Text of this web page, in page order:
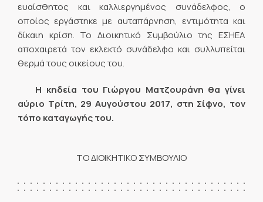
ευαίσθητος και καλλιεργημένος συνάδελφος, ο
οποίος εργάστηκε με αυταπάρνηση, εντιμότητα και
δίκαιη κρίση. Το Διοικητικό Συμβούλιο της ΕΣΗΕΑ
αποχαιρετά τον εκλεκτό συνάδελφο και συλλυπείται
θερμά τους οικείους του.
Η κηδεία του Γιώργου Ματζουράνη θα γίνει
αύριο Τρίτη, 29 Αυγούστου 2017, στη Σίφνο, τον
τόπο καταγωγής του.
ΤΟ ΔΙΟΙΚΗΤΙΚΟ ΣΥΜΒΟΥΛΙΟ